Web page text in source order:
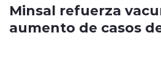
Minsal refuerza
aumento de casos